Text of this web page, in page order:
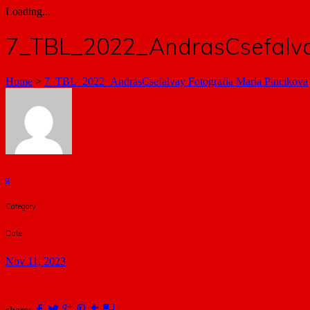
Loading...
Home > 7_TBL_2022_AndrasCsefalvay Fotografia Maria Pincikova
a
Category
Date
Nov 11, 2023